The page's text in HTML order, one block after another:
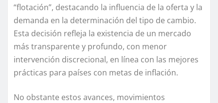
“flotación”, destacando la influencia de la oferta y la
demanda en la determinación del tipo de cambio.
Esta decisión refleja la existencia de un mercado
más transparente y profundo, con menor
intervención discrecional, en línea con las mejores
prácticas para países con metas de inflación.
No obstante estos avances, movimientos